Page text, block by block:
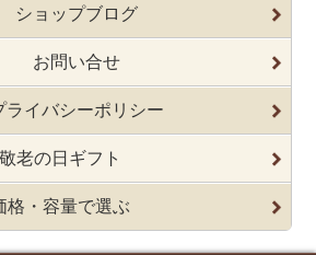
ショップブログ
お問い合せ
ライバシーポリシー
敬老の日ギフト
格・容量で選ぶ